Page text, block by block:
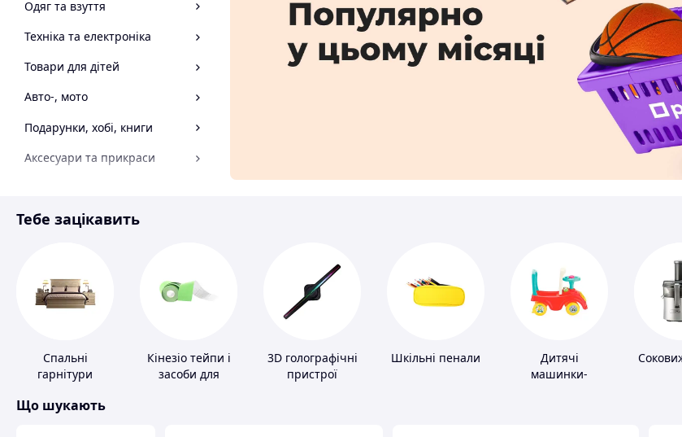
Одяг та взуття
Техніка та електроніка
Товари для дітей
Авто-, мото
Подарунки, хобі, книги
Аксесуари та прикраси
Спорт і відпочинок
Тебе зацікавить
Спальні
гарнітури
Кінезіо тейпи і
засоби для
3D голографічні
пристрої
Шкільні пенали
Дитячі
машинки-
Що шукають